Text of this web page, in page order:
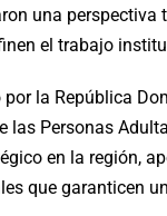
una
el trabajo
la República
Personas
en la región,
que garanticen